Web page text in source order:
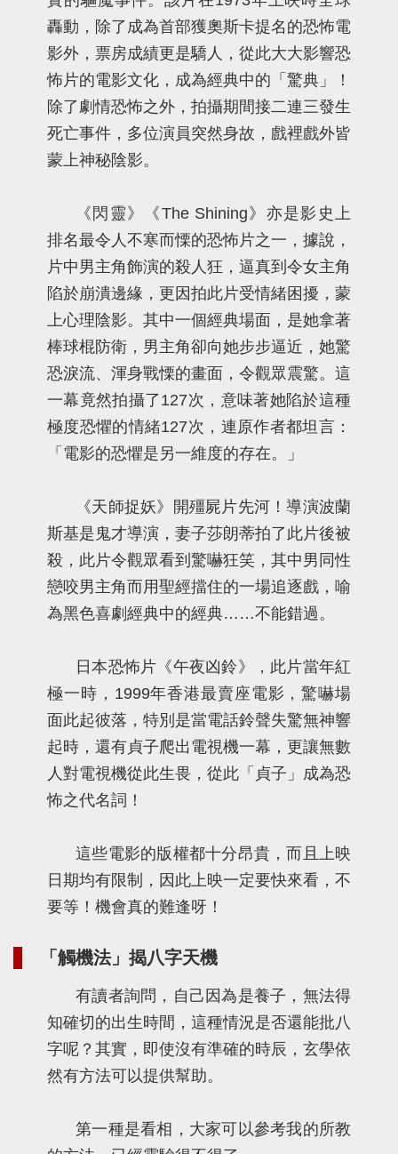
轟動，除了成為首部獲奧斯卡提名的恐怖電
影外，票房成績更是驕人，從此大大影響恐
怖片的電影文化，成為經典中的「驚典」！
除了劇情恐怖之外，拍攝期間接二連三發生
死亡事件，多位演員突然身故，戲裡戲外皆
蒙上神秘陰影。
《閃靈》《The Shining》亦是影史上
排名最令人不寒而慄的恐怖片之一，據說，
片中男主角飾演的殺人狂，逼真到令女主角
陷於崩潰邊緣，更因拍此片受情緒困擾，蒙
上心理陰影。其中一個經典場面，是她拿著
棒球棍防衛，男主角卻向她步步逼近，她驚
恐淚流、渾身戰慄的畫面，令觀眾震驚。這
一幕竟然拍攝了127次，意味著她陷於這種
極度恐懼的情緒127次，連原作者都坦言：
「電影的恐懼是另一維度的存在。」
《天師捉妖》開殭屍片先河！導演波蘭
斯基是鬼才導演，妻子莎朗蒂拍了此片後被
殺，此片令觀眾看到驚嚇狂笑，其中男同性
戀咬男主角而用聖經擋住的一場追逐戲，喻
為黑色喜劇經典中的經典……不能錯過。
日本恐怖片《午夜凶鈴》，此片當年紅
極一時，1999年香港最賣座電影，驚嚇場
面此起彼落，特別是當電話鈴聲失驚無神響
起時，還有貞子爬出電視機一幕，更讓無數
人對電視機從此生畏，從此「貞子」成為恐
怖之代名詞！
這些電影的版權都十分昂貴，而且上映
日期均有限制，因此上映一定要快來看，不
要等！機會真的難逢呀！
「觸機法」揭八字天機
有讀者詢問，自己因為是養子，無法得
知確切的出生時間，這種情況是否還能批八
字呢？其實，即使沒有準確的時辰，玄學依
然有方法可以提供幫助。
第一種是看相，大家可以參考我的所教